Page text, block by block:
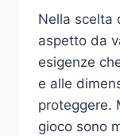
Nella scelta
aspetto da
esigenze
e alle
proteggere.
gioco sono